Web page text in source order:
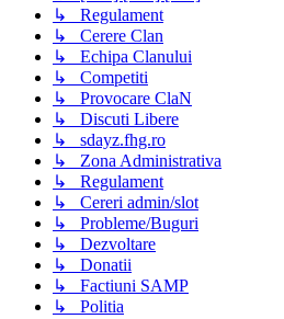
↳ Regulament
↳ Cerere Clan
↳ Echipa Clanului
↳ Competiti
↳ Provocare ClaN
↳ Discuti Libere
↳ sdayz.fhg.ro
↳ Zona Administrativa
↳ Regulament
↳ Cereri admin/slot
↳ Probleme/Buguri
↳ Dezvoltare
↳ Donatii
↳ Factiuni SAMP
↳ Politia